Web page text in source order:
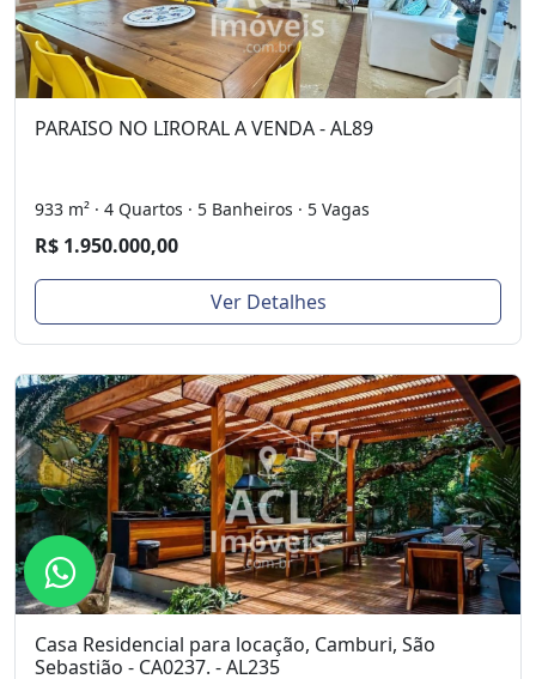
PARAISO NO LIRORAL A VENDA - AL89
933 m² · 4 Quartos · 5 Banheiros · 5 Vagas
R$ 1.950.000,00
Ver Detalhes
Casa Residencial para locação, Camburi, São
Sebastião - CA0237. - AL235